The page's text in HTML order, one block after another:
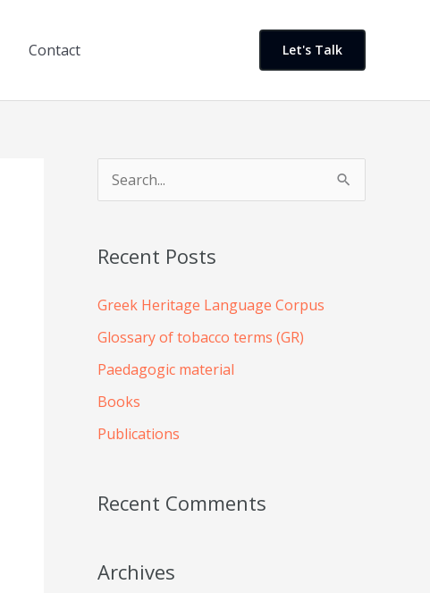
Contact Let's Talk
r
c
r
:
Recent Posts
Greek Heritage Language Corpus
Glossary of tobacco terms (GR)
Paedagogic material
Books
Publications
Recent Comments
Archives